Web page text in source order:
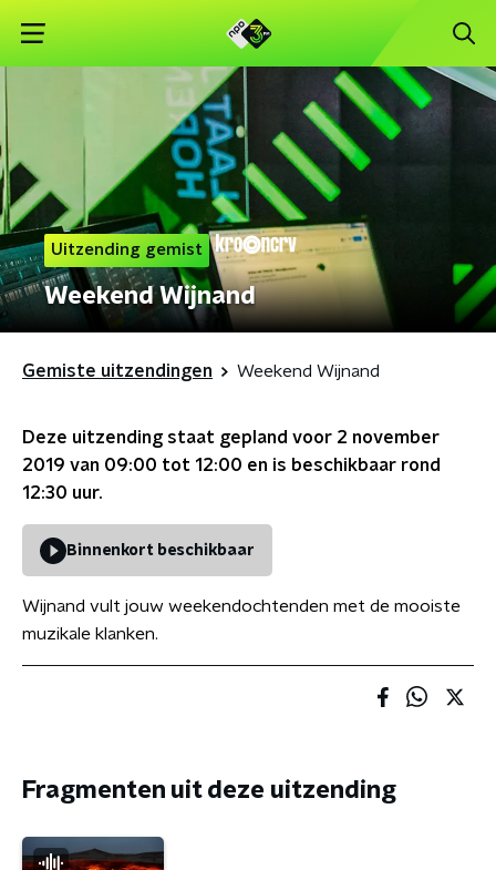
Uitzending gemist
Weekend Wijnand
Gemiste uitzendingen Weekend Wijnand
Deze uitzending staat gepland voor 2 november
2019 van 09:00 tot 12:00 en is beschikbaar rond
12:30 uur.
Binnenkort beschikbaar
Wijnand vult jouw weekendochtenden met de mooiste
muzikale klanken.
Fragmenten uit deze uitzending